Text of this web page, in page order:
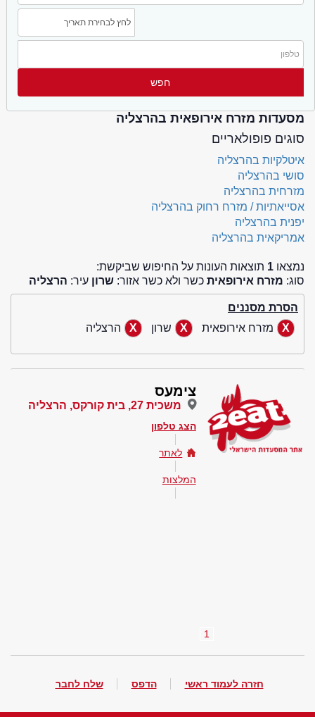
מסעדות מזרח אירופאית בהרצליה
סוגים פופולאריים
איטלקיות בהרצליה
סושי בהרצליה
מזרחית בהרצליה
אסייאתיות / מזרח רחוק בהרצליה
יפנית בהרצליה
אמריקאית בהרצליה
נמצאו 1 תוצאות העונות על החיפוש שביקשת:
סוג: מזרח אירופאית כשר ולא כשר אזור: שרון עיר: הרצליה
הסרת מסננים
מזרח אירופאית
שרון הרצליה
צימעס
משכית 27, בית קורקס, הרצליה
הצג טלפון
לאתר
המלצות
1
חזרה לעמוד ראשי הדפס שלח לחבר